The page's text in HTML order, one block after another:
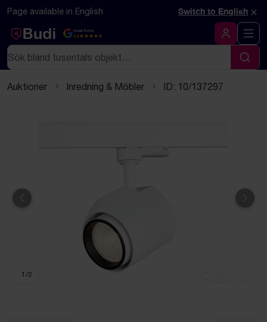
Hoppa till innehåll
Textbaserad (markdown) version av denna sida
Page available in English Switch to English ×
Google Rating
4.5
Logga in
Sök
Sök
Auktioner Inredning & Möbler ID: 10/137297
Föregående
1 /2